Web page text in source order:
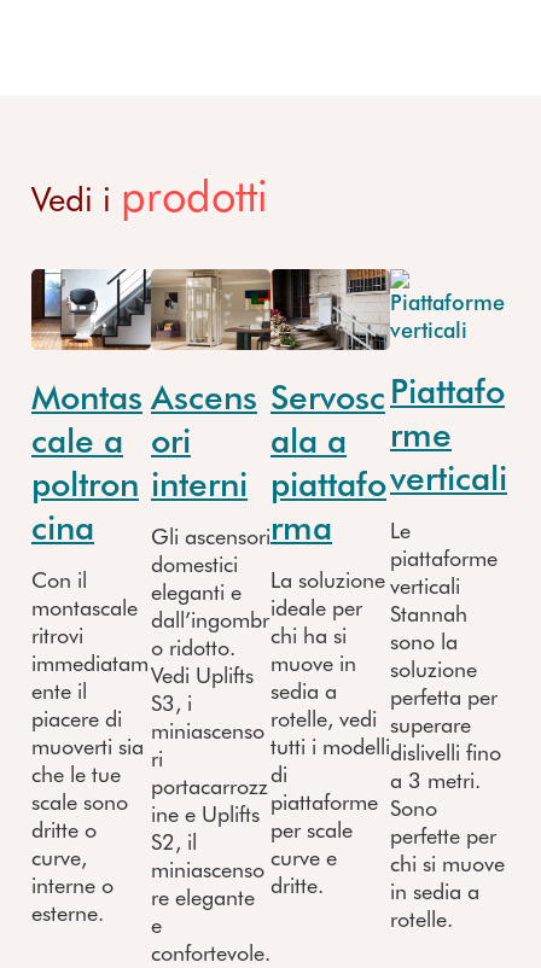
Vedi i prodotti
Montas
cale a
poltron
cina
Con il
montascale
ritrovi
immediatam
ente il
piacere di
muoverti sia
che le tue
scale sono
dritte o
curve,
interne o
esterne.
Ascens
ori
interni
Gli ascensori
domestici
eleganti e
dall’ingombr
o ridotto.
Vedi Uplifts
S3, i
miniascenso
ri
portacarrozz
ine e Uplifts
S2, il
miniascenso
re elegante
e
confortevole.
Servosc
ala a
piattafo
rma
La soluzione
ideale per
chi ha si
muove in
sedia a
rotelle, vedi
tutti i modelli
di
piattaforme
per scale
curve e
dritte.
Piattafo
rme
verticali
Le
piattaforme
verticali
Stannah
sono la
soluzione
perfetta per
superare
dislivelli fino
a 3 metri.
Sono
perfette per
chi si muove
in sedia a
rotelle.